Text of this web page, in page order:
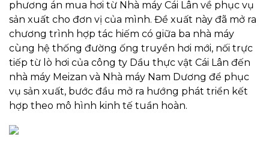
phương án mua hơi từ Nhà máy Cái Lân về phục vụ
sản xuất cho đơn vị của mình. Đề xuất này đã mở ra
chương trình hợp tác hiếm có giữa ba nhà máy
cùng hệ thống đường ống truyền hơi mới, nối trực
tiếp từ lò hơi của công ty Dầu thực vật Cái Lân đến
nhà máy Meizan và Nhà máy Nam Dương để phục
vụ sản xuất, bước đầu mở ra hướng phát triển kết
hợp theo mô hình kinh tế tuần hoàn.